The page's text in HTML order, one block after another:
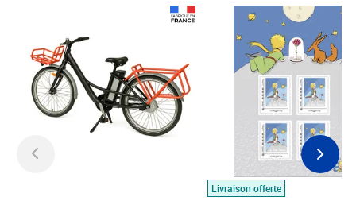
Livraison offerte
Prix 7,50€